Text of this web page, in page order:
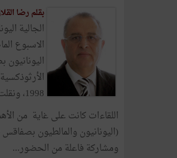
بقلم رضا
الجالية
1998، ونقلت تبعا لذلك كل الوثائق إلى سفارة اليونان بتونس.
اللقاءات كانت على غاية من
(اليونانيون والمالطيون
ومشاركة فاعلة من الحضور...